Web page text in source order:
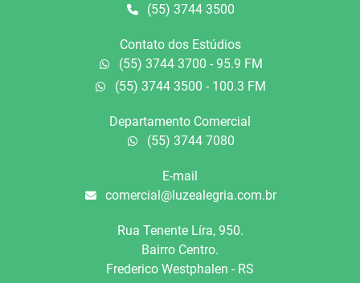
(55) 3744 3500
Contato dos Estúdios
(55) 3744 3700 - 95.9 FM
(55) 3744 3500 - 100.3 FM
Departamento Comercial
(55) 3744 7080
E-mail
comercial@luzealegria.com.br
Rua Tenente Líra, 950.
Bairro Centro.
Frederico Westphalen - RS